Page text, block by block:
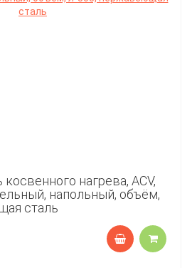
нагрева, ACV,
напольный, объём,
сталь